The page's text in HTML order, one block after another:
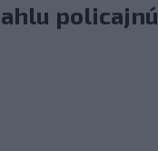
policajnú